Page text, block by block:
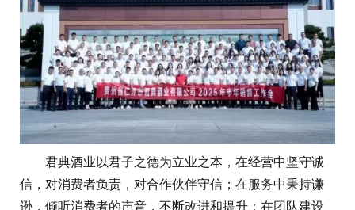
君典酒业以君子之德为立业之本，在经营中坚守诚
信，对消费者负责，对合作伙伴守信；在服务中秉持谦
逊，倾听消费者的声音，不断改进和提升；在团队建设